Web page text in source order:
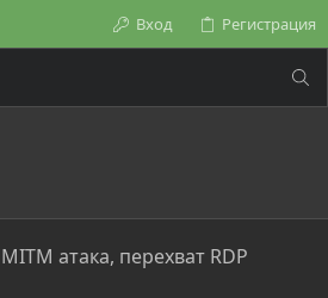
Вход Регистрация
атака, перехват RDP